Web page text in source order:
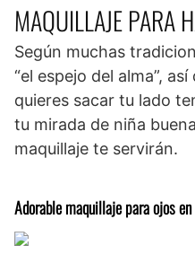
MAQUILLAJE PARA
Según muchas
“el espejo del alma”,
quieres sacar tu lado
tu mirada de niña
maquillaje te servirán.
Adorable maquillaje para ojos